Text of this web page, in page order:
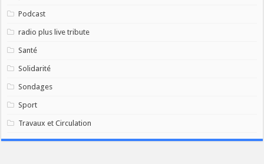
Podcast
radio plus live tribute
Santé
Solidarité
Sondages
Sport
Travaux et Circulation